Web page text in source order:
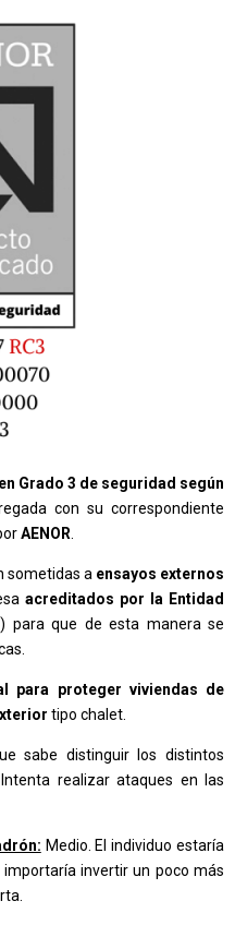
Grado 3 de seguridad según
con su correspondiente
AENOR
sometidas a ensayos externos
acreditados por la Entidad
para que de esta manera se
para proteger viviendas de
tipo chalet.
sabe distinguir los distintos
realizar ataques en las
Medio. El individuo estaría
invertir un poco más